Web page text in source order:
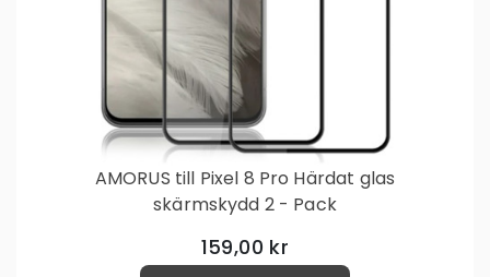
AMORUS till Pixel 8 Pro Härdat glas
skärmskydd 2 - Pack
159,00 kr